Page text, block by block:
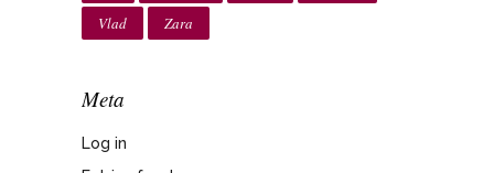
Vlad
Zara
Meta
Log in